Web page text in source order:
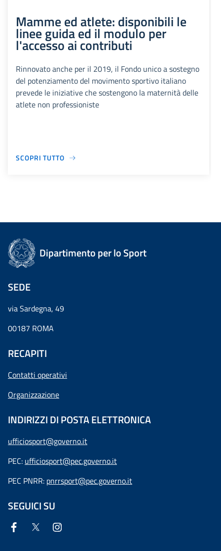
Mamme ed atlete: disponibili le
linee guida ed il modulo per
l'accesso ai contributi
Rinnovato anche per il 2019, il Fondo unico a sostegno
del potenziamento del movimento sportivo italiano
prevede le iniziative che sostengono la maternità delle
atlete non professioniste
SCOPRI TUTTO
Dipartimento per lo Sport
SEDE
via Sardegna, 49
00187 ROMA
RECAPITI
Contatti operativi
Organizzazione
INDIRIZZI DI POSTA ELETTRONICA
ufficiosport@governo.it
PEC: ufficiosport@pec.governo.it
PEC PNRR: pnrrsport@pec.governo.it
SEGUICI SU